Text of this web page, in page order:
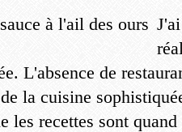
L'absence de
la cuisine
les recettes sont quand